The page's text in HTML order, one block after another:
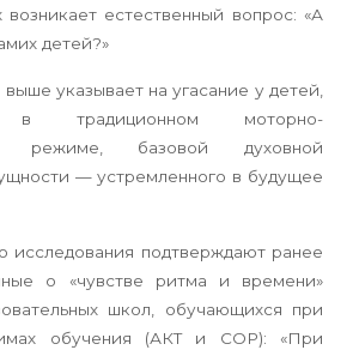
возникает естественный вопрос: «А
детей?»
указывает на угасание у детей,
в традиционном моторно-
режиме, базовой духовной
— устремленного в будущее
исследования подтверждают ранее
о «чувстве ритма и времени»
школ, обучающихся при
обучения (АКТ и СОР): «При